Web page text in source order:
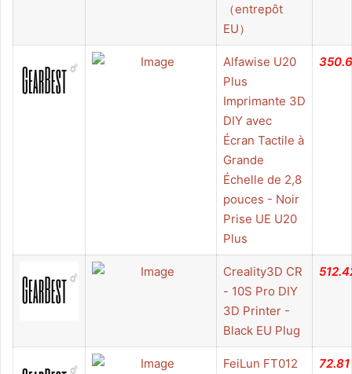
（entrepôt
EU）
Alfawise U20
Plus
Imprimante 3D
DIY avec
Écran Tactile à
Grande
Échelle de 2,8
pouces - Noir
Prise UE U20
Plus
Creality3D CR
- 10S Pro DIY
3D Printer -
Black EU Plug
FeiLun FT012
72.81